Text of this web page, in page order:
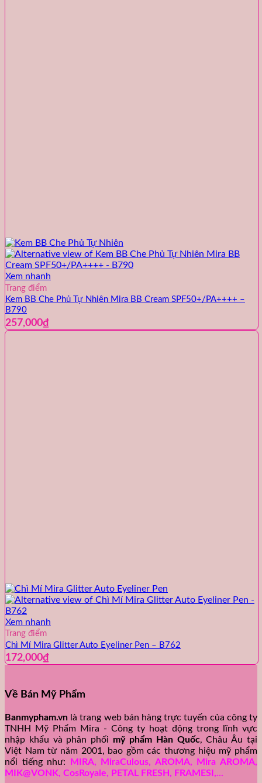
Xem nhanh
Trang điểm
Kem BB Che Phủ Tự Nhiên Mira BB Cream SPF50+/PA++++ –
B790
257,000₫
Xem nhanh
Trang điểm
Chì Mí Mira Glitter Auto Eyeliner Pen – B762
172,000₫
Về Bán Mỹ Phẩm
Banmypham.vn là trang web bán hàng trực tuyến của công ty
TNHH Mỹ Phẩm Mira - Công ty hoạt động trong lĩnh vực
nhập khẩu và phân phối mỹ phẩm Hàn Quốc, Châu Âu tại
Việt Nam từ năm 2001, bao gồm các thương hiệu mỹ phẩm
nổi tiếng như:
MIRA, MiraCulous, AROMA, Mira AROMA,
MIK@VONK, CosRoyale, PETAL FRESH, FRAMESI,...